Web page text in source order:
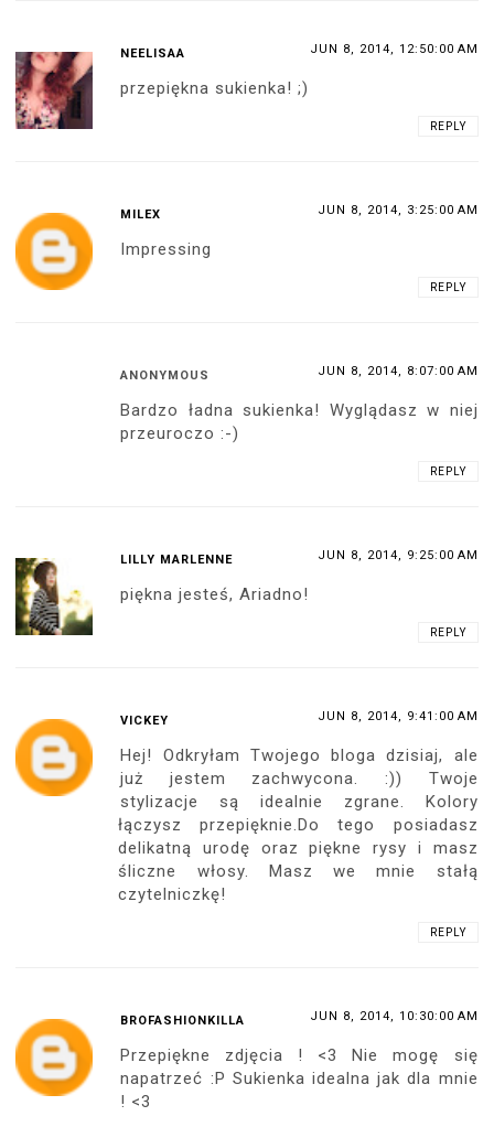
NEELISAA JUN 8, 2014, 12:50:00 AM
przepiękna sukienka! ;)
REPLY
MILEX JUN 8, 2014, 3:25:00 AM
Impressing
REPLY
ANONYMOUS JUN 8, 2014, 8:07:00 AM
Bardzo ładna sukienka! Wyglądasz w niej
przeuroczo :-)
REPLY
LILLY MARLENNE JUN 8, 2014, 9:25:00 AM
piękna jesteś, Ariadno!
REPLY
VICKEY JUN 8, 2014, 9:41:00 AM
Hej! Odkryłam Twojego bloga dzisiaj, ale
już jestem zachwycona. :)) Twoje
stylizacje są idealnie zgrane. Kolory
łączysz przepięknie.Do tego posiadasz
delikatną urodę oraz piękne rysy i masz
śliczne włosy. Masz we mnie stałą
czytelniczkę!
REPLY
BROFASHIONKILLA JUN 8, 2014, 10:30:00 AM
Przepiękne zdjęcia ! <3 Nie mogę się
napatrzeć :P Sukienka idealna jak dla mnie
! <3